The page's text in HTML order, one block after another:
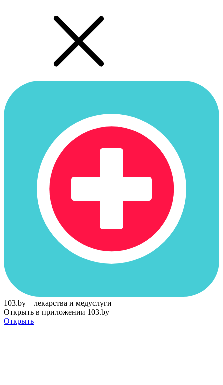
103.by – лекарства и медуслуги
Открыть в приложении 103.by
Открыть